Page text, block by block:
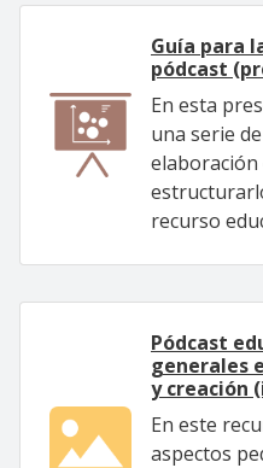
Guía para
pódcast
En esta
una serie
elaboración
recurso
Pódcast
generales
y creación
En este
aspectos